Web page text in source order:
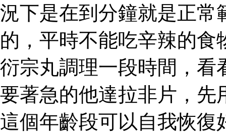
況下是在到分鐘就是正常
的，平時不能吃辛辣的
衍宗丸調理一段時間，看
要著急的他達拉非片，先
這個年齡段可以自我恢復